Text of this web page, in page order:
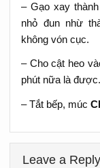
– Gạo xay
nhỏ đun nhừ
không vón cục.
– Cho cật heo
phút nữa là được.
– Tắt bếp, múc
Leave a Reply